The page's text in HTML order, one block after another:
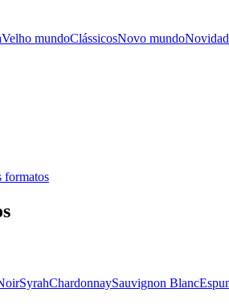
Velho mundoClássicosNovo mundo
formatos
SyrahChardonnaySauvignon Blanc